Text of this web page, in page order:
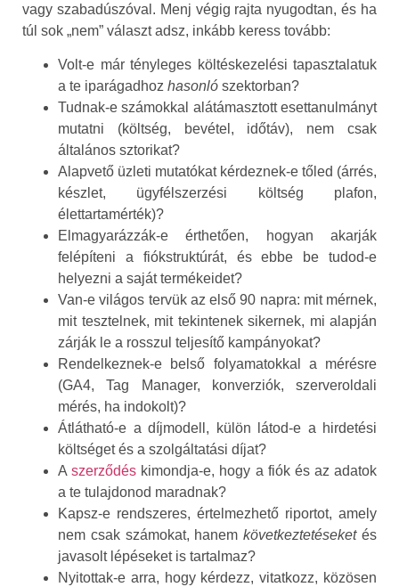
vagy szabadúszóval. Menj végig rajta nyugodtan, és ha
túl sok „nem” választ adsz, inkább keress tovább:
Volt-e már tényleges költéskezelési tapasztalatuk
a te iparágadhoz hasonló szektorban?
Tudnak-e számokkal alátámasztott esettanulmányt
mutatni (költség, bevétel, időtáv), nem csak
általános sztorikat?
Alapvető üzleti mutatókat kérdeznek-e tőled (árrés,
készlet, ügyfélszerzési költség plafon,
élettartamérték)?
Elmagyarázzák-e érthetően, hogyan akarják
felépíteni a fiókstruktúrát, és ebbe be tudod-e
helyezni a saját termékeidet?
Van-e világos tervük az első 90 napra: mit mérnek,
mit tesztelnek, mit tekintenek sikernek, mi alapján
zárják le a rosszul teljesítő kampányokat?
Rendelkeznek-e belső folyamatokkal a mérésre
(GA4, Tag Manager, konverziók, szerveroldali
mérés, ha indokolt)?
Átlátható-e a díjmodell, külön látod-e a hirdetési
költséget és a szolgáltatási díjat?
Aszerződés kimondja-e, hogy a fiók és az adatok
a te tulajdonod maradnak?
Kapsz-e rendszeres, értelmezhető riportot, amely
nem csak számokat, hanemkövetkeztetéseketés
javasolt lépéseket is tartalmaz?
Nyitottak-e arra, hogy kérdezz, vitatkozz, közösen